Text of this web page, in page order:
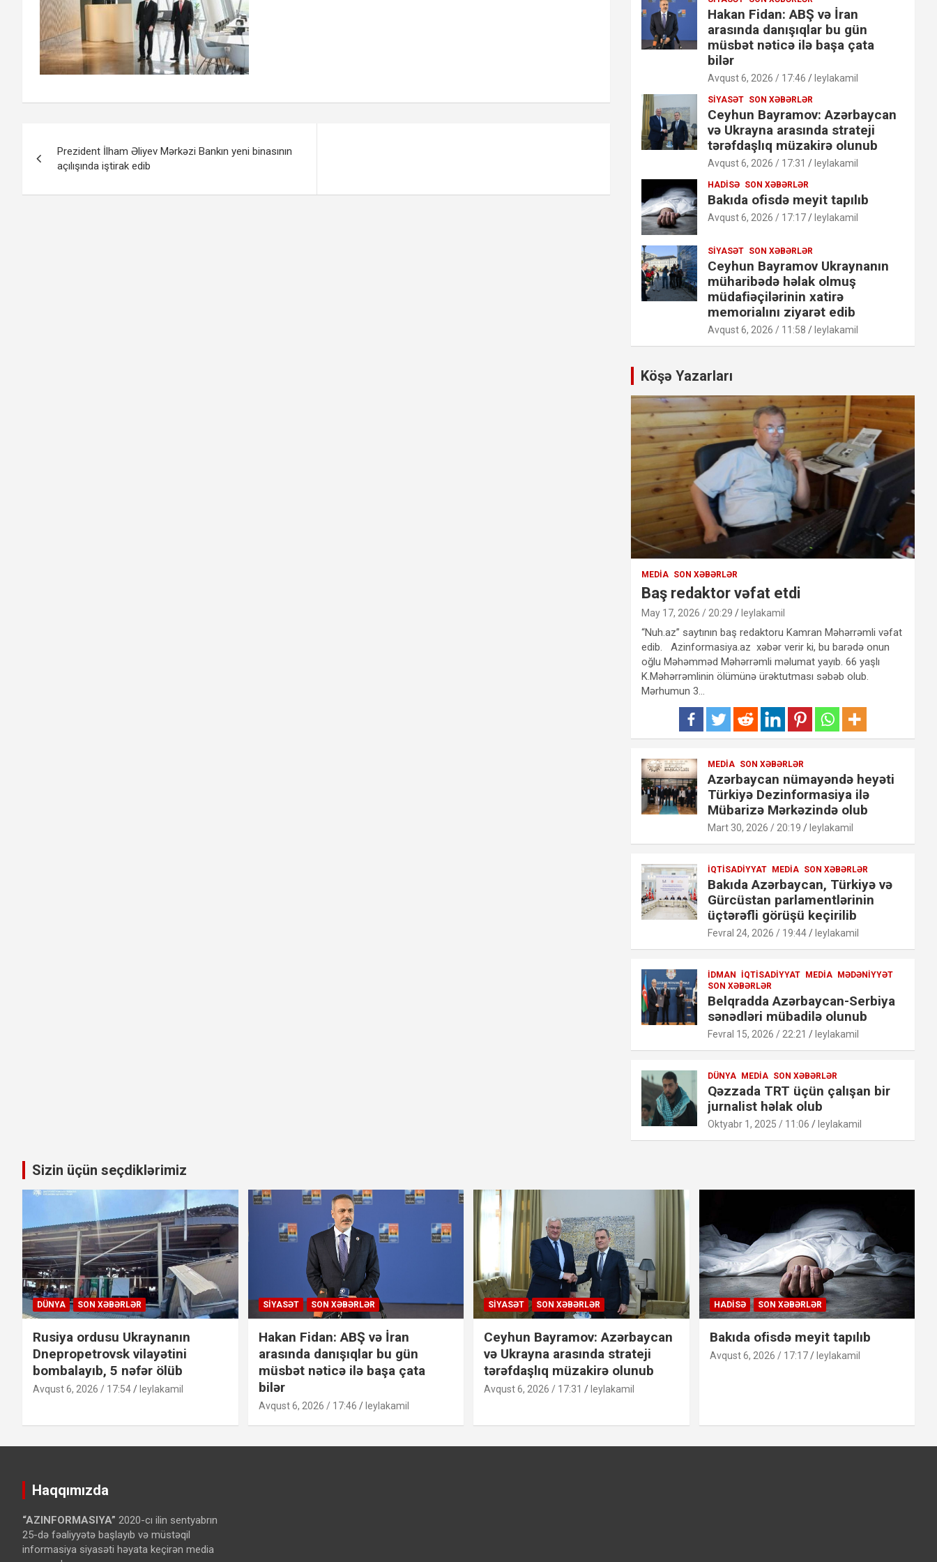
naviqasiyası
Prezident İlham Əliyev Mərkəzi Bankın yeni binasının
açılışında iştirak edib
Hakan Fidan: ABŞ və İran
arasında danışıqlar bu gün
müsbət nəticə ilə başa çata
bilər
Avqust 6, 2026 / 17:46 leylakamil
SIYASƏT SON XƏBƏRLƏR
Ceyhun Bayramov: Azərbaycan
və Ukrayna arasında strateji
tərəfdaşlıq müzakirə olunub
Avqust 6, 2026 / 17:31 leylakamil
HADISƏ SON XƏBƏRLƏR
Bakıda ofisdə meyit tapılıb
Avqust 6, 2026 / 17:17 leylakamil
SIYASƏT SON XƏBƏRLƏR
Ceyhun Bayramov Ukraynanın
müharibədə həlak olmuş
müdafiəçilərinin xatirə
memorialını ziyarət edib
Avqust 6, 2026 / 11:58 leylakamil
Köşə Yazarları
MEDIA SON XƏBƏRLƏR
Baş redaktor vəfat etdi
May 17, 2026 / 20:29 leylakamil
“Nuh.az” saytının baş redaktoru Kamran Məhərrəmli vəfat
edib. Azinformasiya.az xəbər verir ki, bu barədə onun
oğlu Məhəmməd Məhərrəmli məlumat yayıb. 66 yaşlı
K.Məhərrəmlinin ölümünə ürəktutması səbəb olub.
Mərhumun 3…
MEDIA SON XƏBƏRLƏR
Azərbaycan nümayəndə heyəti
Türkiyə Dezinformasiya ilə
Mübarizə Mərkəzində olub
Mart 30, 2026 / 20:19 leylakamil
İQTISADIYYAT MEDIA SON XƏBƏRLƏR
Bakıda Azərbaycan, Türkiyə və
Gürcüstan parlamentlərinin
üçtərəfli görüşü keçirilib
Fevral 24, 2026 / 19:44 leylakamil
İDMAN İQTISADIYYAT MEDIA MƏDƏNIYYƏT
SON XƏBƏRLƏR
Belqradda Azərbaycan-Serbiya
sənədləri mübadilə olunub
Fevral 15, 2026 / 22:21 leylakamil
DÜNYA MEDIA SON XƏBƏRLƏR
Qəzzada TRT üçün çalışan bir
jurnalist həlak olub
Oktyabr 1, 2025 / 11:06 leylakamil
Sizin üçün seçdiklərimiz
DÜNYA SON XƏBƏRLƏR
Rusiya ordusu Ukraynanın
Dnepropetrovsk vilayətini
bombalayıb, 5 nəfər ölüb
Avqust 6, 2026 / 17:54 leylakamil
SIYASƏT SON XƏBƏRLƏR
Hakan Fidan: ABŞ və İran
arasında danışıqlar bu gün
müsbət nəticə ilə başa çata
bilər
Avqust 6, 2026 / 17:46 leylakamil
SIYASƏT SON XƏBƏRLƏR
Ceyhun Bayramov: Azərbaycan
və Ukrayna arasında strateji
tərəfdaşlıq müzakirə olunub
Avqust 6, 2026 / 17:31 leylakamil
HADISƏ SON XƏBƏRLƏR
Bakıda ofisdə meyit tapılıb
Avqust 6, 2026 / 17:17 leylakamil
Haqqımızda
“AZINFORMASIYA” 2020-cı ilin sentyabrın
25-də fəaliyyətə başlayıb və müstəqil
informasiya siyasəti həyata keçirən media